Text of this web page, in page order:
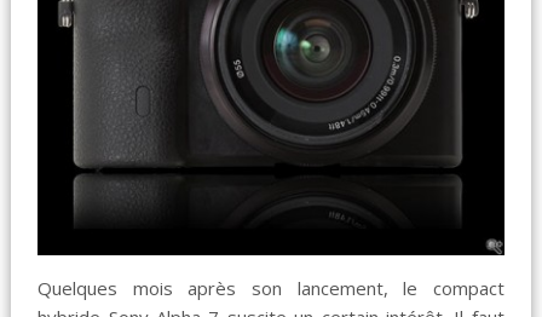
Quelques mois après son lancement, le compact